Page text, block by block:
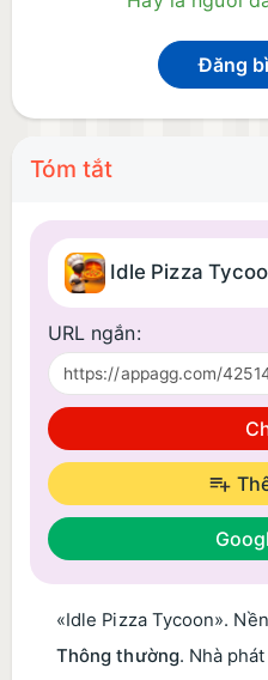
Đăng
Tóm tắt
Idle Pizza
URL ngắn:
«Idle Pizza Tycoon».
Thông thường. Nhà